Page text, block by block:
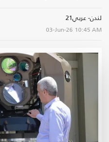
لندن- عربي21
03-Jun-26 10:45 AM